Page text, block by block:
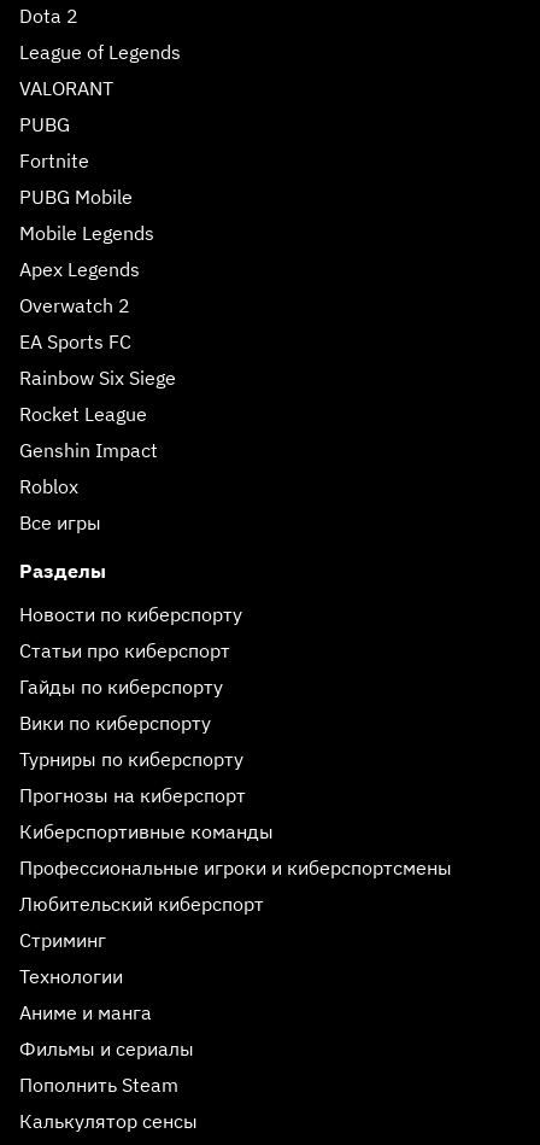
Dota 2
League of Legends
VALORANT
PUBG
Fortnite
PUBG Mobile
Mobile Legends
Apex Legends
Overwatch 2
EA Sports FC
Rainbow Six Siege
Rocket League
Genshin Impact
Roblox
Все игры
Разделы
Новости по киберспорту
Статьи про киберспорт
Гайды по киберспорту
Вики по киберспорту
Турниры по киберспорту
Прогнозы на киберспорт
Киберспортивные команды
Профессиональные игроки и киберспортсмены
Любительский киберспорт
Стриминг
Технологии
Аниме и манга
Фильмы и сериалы
Пополнить Steam
Калькулятор сенсы